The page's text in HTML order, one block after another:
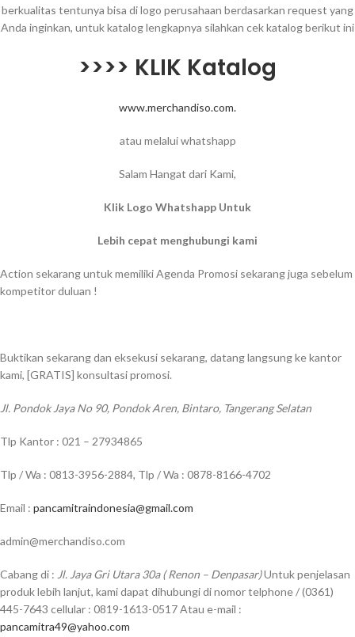
berkualitas tentunya bisa di logo perusahaan berdasarkan request yang
Anda inginkan, untuk katalog lengkapnya silahkan cek katalog berikut ini
>>>> KLIK Katalog
www.merchandiso.com.
atau melalui whatshapp
Salam Hangat dari Kami,
Klik Logo Whatshapp Untuk
Lebih cepat menghubungi kami
Action sekarang untuk memiliki Agenda Promosi sekarang juga sebelum
kompetitor duluan !
Buktikan sekarang dan eksekusi sekarang, datang langsung ke kantor
kami, [GRATIS] konsultasi promosi.
Jl. Pondok Jaya No 90, Pondok Aren, Bintaro, Tangerang Selatan
Tlp Kantor : 021 – 27934865
Tlp / Wa : 0813-3956-2884, Tlp / Wa : 0878-8166-4702
Email : pancamitraindonesia@gmail.com
admin@merchandiso.com
Cabang di : Jl. Jaya Gri Utara 30a ( Renon – Denpasar)Untuk penjelasan
produk lebih lanjut, kami dapat dihubungi di nomor telphone / (0361)
445-7643 cellular : 0819-1613-0517 Atau e-mail :
pancamitra49@yahoo.com